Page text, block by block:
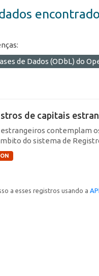
encontrado
de Dados (ODbL) do
de capitais
contemplam
do sistema de
a esses registros usando a API